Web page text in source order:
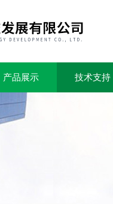
产品展示 技术支持